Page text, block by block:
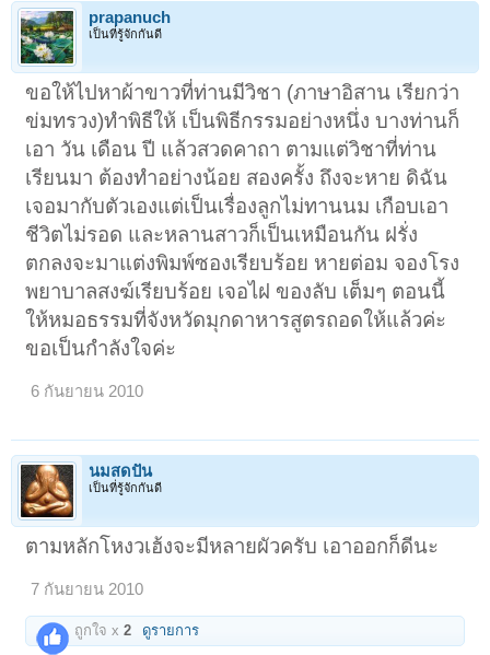
prapanuch
เป็นที่รู้จักกันดี
ขอให้ไปหาผ้าขาวที่ท่านมีวิชา (ภาษาอิสาน เรียกว่า
ข่มทรวง)ทำพิธีให้ เป็นพิธีกรรมอย่างหนึ่ง บางท่านก็
เอา วัน เดือน ปี แล้วสวดคาถา ตามแต่วิชาที่ท่าน
เรียนมา ต้องทำอย่างน้อย สองครั้ง ถึงจะหาย ดิฉัน
เจอมากับตัวเองแต่เป็นเรื่องลูกไม่ทานนม เกือบเอา
ชีวิตไม่รอด และหลานสาวก็เป็นเหมือนกัน ฝรั่ง
ตกลงจะมาแต่งพิมพ์ซองเรียบร้อย หายต่อม จองโรง
พยาบาลสงฆ์เรียบร้อย เจอไฝ ของลับ เต็มๆ ตอนนี้
ให้หมอธรรมที่จังหวัดมุกดาหารสูตรถอดให้แล้วค่ะ
ขอเป็นกำลังใจค่ะ
6 กันยายน 2010
นมสดปั่น
เป็นที่รู้จักกันดี
ตามหลักโหงวเฮ้งจะมีหลายผัวครับ เอาออกก็ดีนะ
7 กันยายน 2010
ถูกใจ x2 ดูรายการ